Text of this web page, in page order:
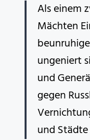
Als einem
Mächten
ungeniert
und
gegen
und